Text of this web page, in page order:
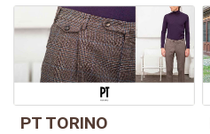
PT TORINO